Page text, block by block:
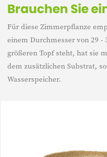
Brauchen Sie
Für diese Zimmerpflanze
einem Durchmesser von 29 -
größeren Topf steht, hat sie
dem zusätzlichen Substrat,
Wasserspeicher.